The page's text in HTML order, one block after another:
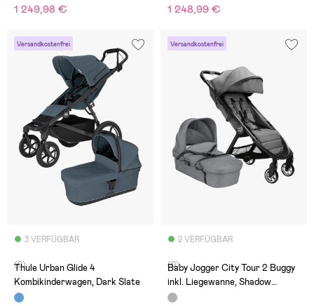
1 249,98 € 1 248,99 €
Versandkostenfrei
3 VERFÜGBAR
(0)
Thule Urban Glide 4
Kombikinderwagen, Dark Slate
Versandkostenfrei
2 VERFÜGBAR
(0)
Baby Jogger City Tour 2 Buggy
inkl. Liegewanne, Shadow
Grey/Slate